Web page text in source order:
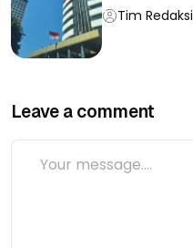
Tim Redaksi
Leave a comment